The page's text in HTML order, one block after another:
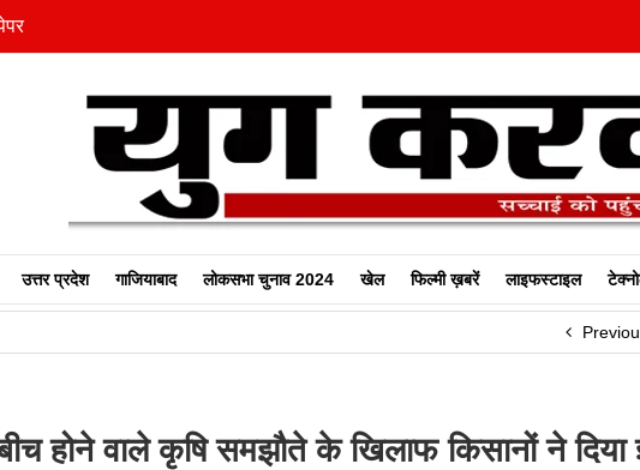
उत्तर प्रदेश गाजियाबाद लोकसभा चुनाव 2024 खेल फिल्‍मी ख़बरें लाइफस्टाइल
होने वाले कृषि समझौते के खिलाफ किसानों ने दिया